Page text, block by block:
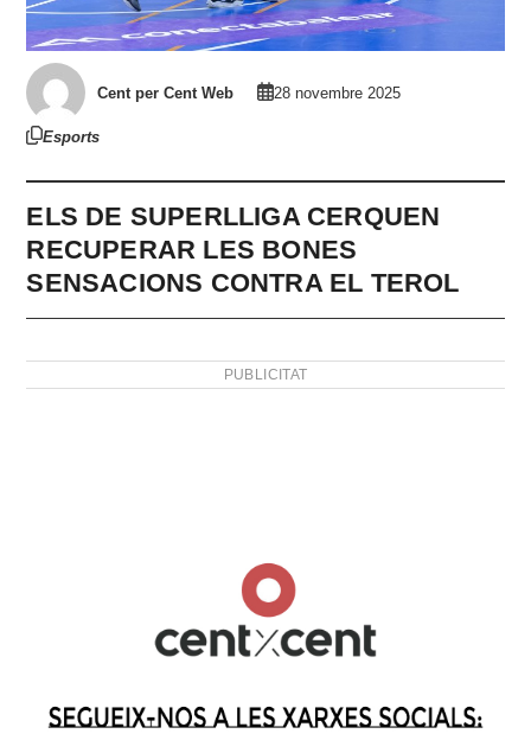
Cent per Cent Web 28 novembre 2025
Esports
ELS DE SUPERLLIGA CERQUEN
RECUPERAR LES BONES
SENSACIONS CONTRA EL TEROL
PUBLICITAT